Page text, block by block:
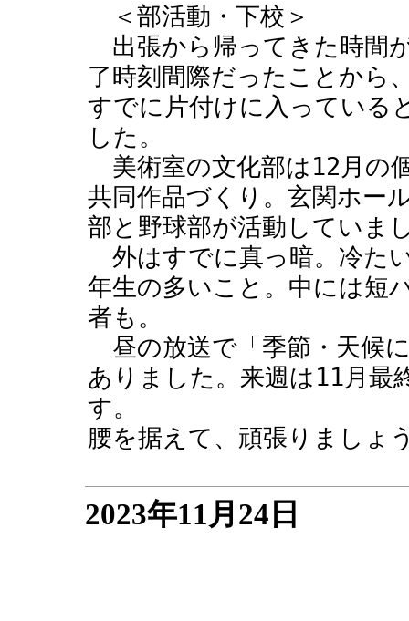
＜部活動・下校＞
出張から帰ってきた時間
了時刻間際だったことから
すでに片付けに入っている
した。
美術室の文化部は12月の
共同作品づくり。玄関ホー
部と野球部が活動していま
外はすでに真っ暗。冷た
年生の多いこと。中には短
者も。
昼の放送で「季節・天候
ありました。来週は11月最
す。
腰を据えて、頑張りましょ
2023年11月24日